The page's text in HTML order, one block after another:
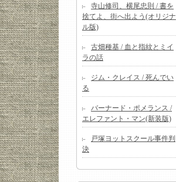
寺山修司、横尾忠則 / 書を
捨てよ、街へ出よう(オリジナ
ル版)
古畑種基 / 血と指紋とミイ
ラの話
ジム・クレイス / 死んでい
る
バーナード・ポメランス /
エレファント・マン(新装版)
戸塚ヨットスクール事件判
決